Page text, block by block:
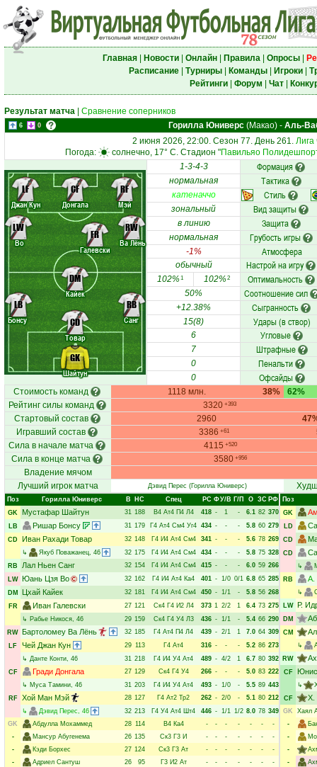
Главная| Новости| Онлайн| Правила| Опросы|
Расписание| Турниры| Команды| Игроки|
Рейтинги| Форум Чат|
Результат матча Сравнение соперников
6 0 Горилла Юниверс (Макао) - Аль-
2 июня 2026, 22:00. Сезон 77. День 261. Лига
Погода:
солнечно, 17° C. Стадион "Павильяо
Шайтун
Бонсу
Товар
Санг
Во
Кайек
Галевски
Ва Лёнь
Джан Кун Донгала Мэй
GK
LB
CD
RB
LW
DM
FR
RW
LF CF RF
1-3-4-3 Формация
нормальная Тактика
катеначчо Стиль
зональный Вид защиты
в линию Защита
нормальная Грубость игры
-1% Атмосфера
обычный Настрой на игру
102%1 102%2 Оптимальность
50% Соотношение сил
+12.38% Сыгранность
15(8) Удары (в створ)
6 Угловые
7 Штрафные
0 Пенальти
0 Офсайды
Стоимость команд 1118 млн. 38%
62%
Рейтинг силы команд
3320 +393
Стартовый состав 2960
Игравший состав
3386 +61
Сила в начале матча
4115 +520
Сила в конце матча 3580 +956
Владение мячом
Лучший игрок матча
Дэвид Перес (Горилла Юниверс)
Поз Горилла Юниверс В НC Спец РC ФУ/В Г/П О ЗС РФ
GK
Мустафар Шайтун 31 188 В4 Ат4 П4 Л4 418 - 1 - 6.1 82 370
LB
Ришар Бонсу 31 179 Г4 Ат4 См4 Уг4 434 - - - 5.8 60 279
CD Иван Рахади Товар 32 148 Г4 И4 Ат4 См4 341 - - - 5.6 78 269
↳
Якуб Поважанец, 46 32 175 Г4 И4 Ат4 См4 434 - - - 5.8 75 328
RB
Лал Ньен Санг 32 154 Г4 И4 Ат4 См4 415 - - - 6.0 59 266
LW
Юань Цзя Во 32 162 Г4 И4 Ат4 Ка4 401 - 1/0 0/1 6.8 65 285
DM
Цхай Кайек 32 181 Г4 И4 Ат4 См4 450 - 1/1 - 5.8 56 268
FR
Иван Галевски 27 121 Ск4 Г4 И2 Л4 373 1 2/2 1 6.4 73 275
↳ Рабье Никося, 46 29 159 Ск4 Г4 У4 Л3 436 - 1/1 - 5.4 66 290
RW Бартоломеу Ва Лёнь 32 185 Г4 Ат4 П4 Л4 439 - 2/1 1 7.0 64 309
LF
Чей Джан Кун 29 113 Г4 Ат4 316 - - - 5.2 86 273
↳ Данте Конти, 46 31 218 Г4 И4 У4 Ат4 489 - 4/2 1 6.7 80 392
CF
Гради Донгала 27 129 Ск4 Г4 У4 266 - - - 5.0 83 222
↳ Муса Тамини, 46 31 203 Г4 И4 У4 Ат4 493 - 1/0 - 5.5 89 443
RF
Хой Ман Мэй 28 127 Г4 Ат2 Тр2 262 - 2/0 - 5.1 80 212
↳
Дэвид Перес, 46 32 213 Г4 У4 Ат4 Шт4 446 - 1/1 1/2 8.0 78 349
GK
Абдулла Мохаммед 28 114 В4 Ка4 - - - - - -
-
-
Мансур Абугенема 26 135 Ск3 Г3 И - - - - - -
-
-
Кэди Борхес 27 124 Ск3 Г3 Ат - - - - - -
-
-
Адриел Сантуш 26 95 Г3 И2 Ат - - - - - - -
Поз
GK
LD
CD
CD
↳
RB
А.
↳
LW Р.
DM
CM
↳
RW
CF
↳
CF
Х.
GK
Хаял
-
-
-
-